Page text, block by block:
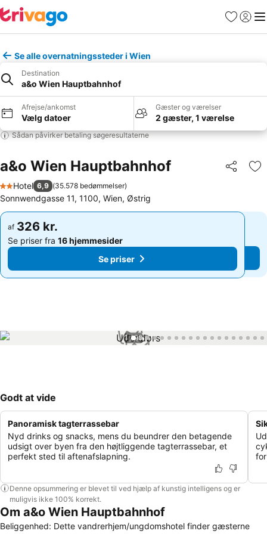
Favoritter
Log ind
Se alle overnatningssteder i Wien
Destination
a&o Wien Hauptbahnhof
Afrejse/ankomst
Vælg datoer
Gæster og værelser
2 gæster, 1 værelse
Sådan påvirker betaling søgeresultaterne
a&o Wien Hauptbahnhof Del
2 Stjerner
Hotel 6,9 (35.578 bedømmelser)
Sonnwendgasse 11, 1100, Wien, Østrig
af 326 kr.
Se priser fra 16 hjemmesider
Se priser
af 326 kr.
Se priser fra 16 hjemmesider
Se priser
1 / 99
Godt at vide
Panoramisk tagterrassebar
Nyd drinks og snacks, mens du beundrer den betagende
udsigt over byen fra den højtliggende tagterrassebar, et
perfekt sted til aftenafslapning.
Denne opsummering er blevet til ved hjælp af kunstig intelligens og er
muligvis ikke 100% korrekt.
Om a&o Wien Hauptbahnhof
Beliggenhed: Dette vandrerhjem/ungdomshotel finder gæsterne